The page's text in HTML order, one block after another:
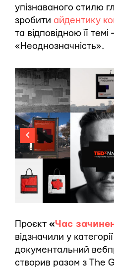
упізнаваного стилю
зробити айдентику
та відповідною її темі
«Неоднозначність».
Проєкт «Час
відзначили у
документальний
створив разом з The